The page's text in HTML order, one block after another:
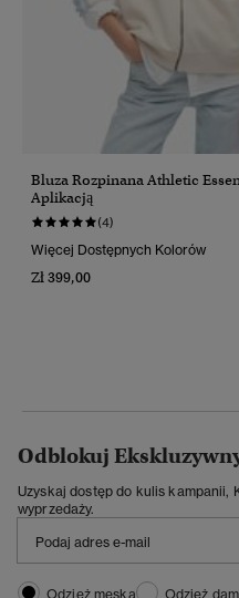
Bluza Rozpinana Athletic
Aplikacją
(4)
Więcej Dostępnych Kolorów
Zł 399,00
Odblokuj
Uzyskaj dostęp do kulis kampanii,
wyprzedaży.
Odzież męska Odzież